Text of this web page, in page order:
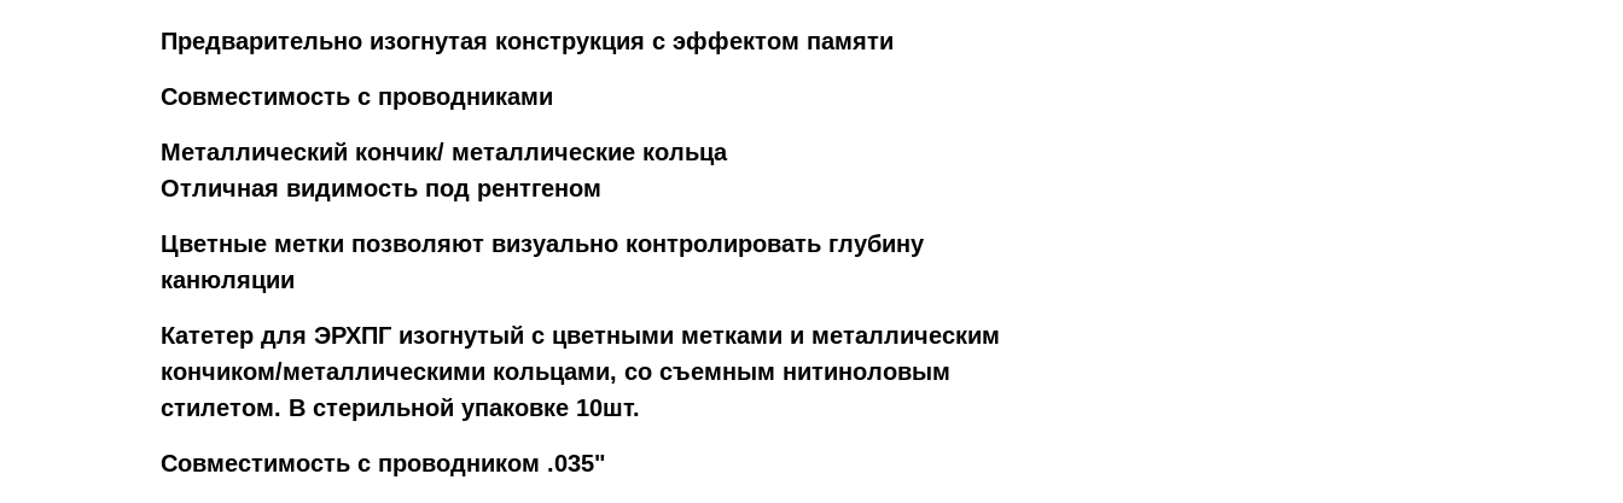
Предварительно изогнутая конструкция с эффектом памяти
Совместимость с проводниками
Металлический кончик/ металлические кольца
Отличная видимость под рентгеном
Цветные метки позволяют визуально контролировать глубину
канюляции
Катетер для ЭРХПГ изогнутый с цветными метками и металлическим
кончиком/металлическими кольцами, со съемным нитиноловым
стилетом. В стерильной упаковке 10шт.
Совместимость с проводником .035"